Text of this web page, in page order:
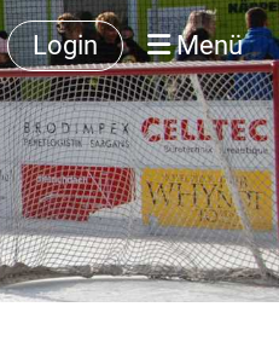
Login Menü